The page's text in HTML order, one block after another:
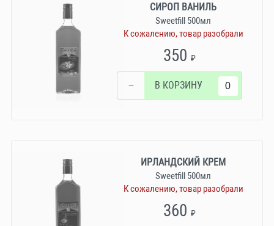
СИРОП ВАНИЛЬ
Sweetfill 500мл
К сожалению, товар разобрали
350₽
− В КОРЗИНУ
ИРЛАНДСКИЙ КРЕМ
Sweetfill 500мл
К сожалению, товар разобрали
360₽